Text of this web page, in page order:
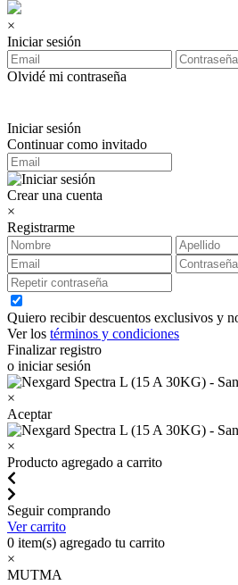
×
Iniciar sesión
Olvidé mi contraseña
Iniciar sesión
Continuar como invitado
Crear una cuenta
×
Registrarme
Quiero recibir descuentos exclusivos y
Ver los términos y condiciones
Finalizar registro
o iniciar sesión
×
Aceptar
×
Producto agregado a carrito
Seguir comprando
Ver carrito
0 item(s) agregado tu carrito
×
MUTMA